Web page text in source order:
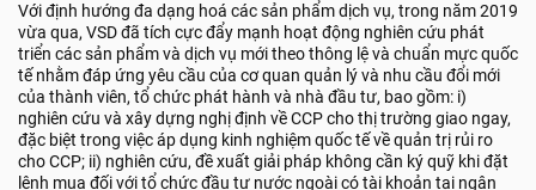
Với định hướng đa dạng hoá các sản phẩm dịch vụ, trong năm 2019
vừa qua, VSD đã tích cực đẩy mạnh hoạt động nghiên cứu phát
triển các sản phẩm và dịch vụ mới theo thông lệ và chuẩn mực quốc
tế nhằm đáp ứng yêu cầu của cơ quan quản lý và nhu cầu đổi mới
của thành viên, tổ chức phát hành và nhà đầu tư, bao gồm: i)
nghiên cứu và xây dựng nghị định về CCP cho thị trường giao ngay,
đặc biệt trong việc áp dụng kinh nghiệm quốc tế về quản trị rủi ro
cho CCP; ii) nghiên cứu, đề xuất giải pháp không cần ký quỹ khi đặt
lệnh mua đối với tổ chức đầu tư nước ngoài có tài khoản tại ngân